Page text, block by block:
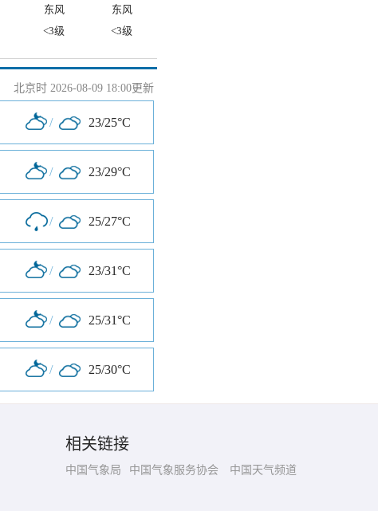
东风
东风
<3级 <3级
北京时 2026-08-09 18:00更新
/ 23/25°C
/ 23/29°C
/ 25/27°C
/ 23/31°C
/ 25/31°C
/ 25/30°C
相关链接
中国气象局 中国气象服务协会 中国天气频道